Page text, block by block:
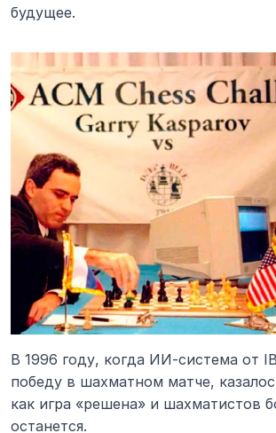
будущее.
В 1996 году, когда ИИ-система от
победу в шахматном матче,
как игра «решена» и шахматистов
останется.